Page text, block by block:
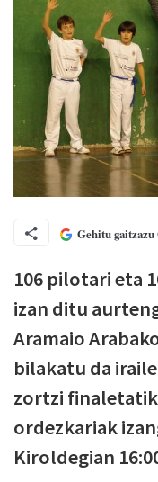
Gehitu gaitzazu
106 pilotari eta
izan ditu
Aramaio
bilakatu da
zortzi
ordezkariak
Kiroldegian